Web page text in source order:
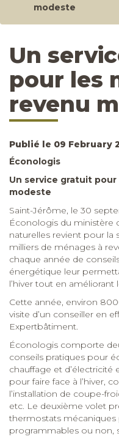
modeste
Un
pour les
revenu
Publié le 09 February
Éconologis
Un service gratuit
modeste
Saint-Jérôme, le 30
Éconologis du ministère
naturelles revient pour la
milliers de ménages à
chaque année de
énergétique leur
l’hiver tout en
Cette année, environ
visite d’un conseiller en
Expertbâtiment.
Éconologis comporte
conseils pratiques pour
chauffage et d’électricité
pour faire face à l’hiver,
l’installation de coupe-
etc. Le deuxième volet
thermostats
programmables ou non,